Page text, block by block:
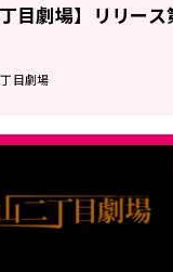
丁目劇場】リリー
目劇場